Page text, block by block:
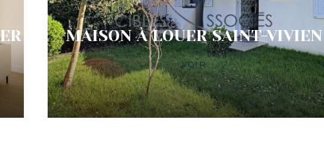
MAISON À LOUER SAINT-VIVIEN
VOIR